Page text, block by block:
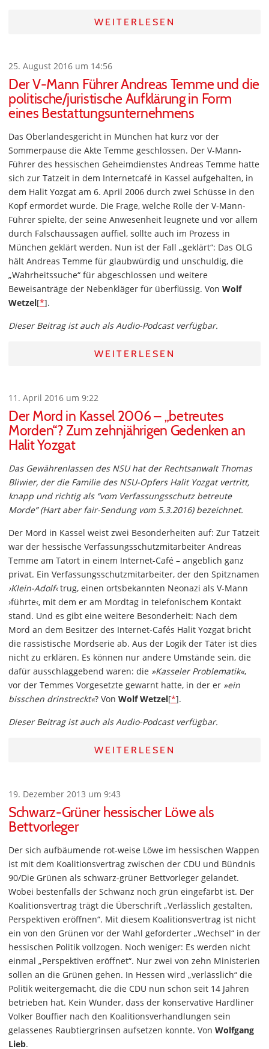
WEITERLESEN
25. August 2016 um 14:56
Der V-Mann Führer Andreas Temme und die
politische/juristische Aufklärung in Form
eines Bestattungsunternehmens
Das Oberlandesgericht in München hat kurz vor der
Sommerpause die Akte Temme geschlossen. Der V-Mann-
Führer des hessischen Geheimdienstes Andreas Temme hatte
sich zur Tatzeit in dem Internetcafé in Kassel aufgehalten, in
dem Halit Yozgat am 6. April 2006 durch zwei Schüsse in den
Kopf ermordet wurde. Die Frage, welche Rolle der V-Mann-
Führer spielte, der seine Anwesenheit leugnete und vor allem
durch Falschaussagen auffiel, sollte auch im Prozess in
München geklärt werden. Nun ist der Fall „geklärt“: Das OLG
hält Andreas Temme für glaubwürdig und unschuldig, die
„Wahrheitssuche“ für abgeschlossen und weitere
Beweisanträge der Nebenkläger für überflüssig. Von Wolf
Wetzel[*].
Dieser Beitrag ist auch als Audio-Podcast verfügbar.
WEITERLESEN
11. April 2016 um 9:22
Der Mord in Kassel 2006 – „betreutes
Morden“? Zum zehnjährigen Gedenken an
Halit Yozgat
Das Gewährenlassen des NSU hat der Rechtsanwalt Thomas
Bliwier, der die Familie des NSU-Opfers Halit Yozgat vertritt,
knapp und richtig als “vom Verfassungsschutz betreute
Morde” (Hart aber fair-Sendung vom 5.3.2016) bezeichnet.
Der Mord in Kassel weist zwei Besonderheiten auf: Zur Tatzeit
war der hessische Verfassungsschutzmitarbeiter Andreas
Temme am Tatort in einem Internet-Café – angeblich ganz
privat. Ein Verfassungsschutzmitarbeiter, der den Spitznamen
›Klein-Adolf‹trug, einen ortsbekannten Neonazi als V-Mann
›führte‹, mit dem er am Mordtag in telefonischem Kontakt
stand. Und es gibt eine weitere Besonderheit: Nach dem
Mord an dem Besitzer des Internet-Cafés Halit Yozgat bricht
die rassistische Mordserie ab. Aus der Logik der Täter ist dies
nicht zu erklären. Es können nur andere Umstände sein, die
dafür ausschlaggebend waren: die »Kasseler Problematik«,
vor der Temmes Vorgesetzte gewarnt hatte, in der er »ein
bisschen drinstreckt«? Von Wolf Wetzel[*].
Dieser Beitrag ist auch als Audio-Podcast verfügbar.
WEITERLESEN
19. Dezember 2013 um 9:43
Schwarz-Grüner hessischer Löwe als
Bettvorleger
Der sich aufbäumende rot-weise Löwe im hessischen Wappen
ist mit dem Koalitionsvertrag zwischen der CDU und Bündnis
90/Die Grünen als schwarz-grüner Bettvorleger gelandet.
Wobei bestenfalls der Schwanz noch grün eingefärbt ist. Der
Koalitionsvertrag trägt die Überschrift „Verlässlich gestalten,
Perspektiven eröffnen“. Mit diesem Koalitionsvertrag ist nicht
ein von den Grünen vor der Wahl geforderter „Wechsel“ in der
hessischen Politik vollzogen. Noch weniger: Es werden nicht
einmal „Perspektiven eröffnet“. Nur zwei von zehn Ministerien
sollen an die Grünen gehen. In Hessen wird „verlässlich“ die
Politik weitergemacht, die die CDU nun schon seit 14 Jahren
betrieben hat. Kein Wunder, dass der konservative Hardliner
Volker Bouffier nach den Koalitionsverhandlungen sein
gelassenes Raubtiergrinsen aufsetzen konnte. Von Wolfgang
Lieb.